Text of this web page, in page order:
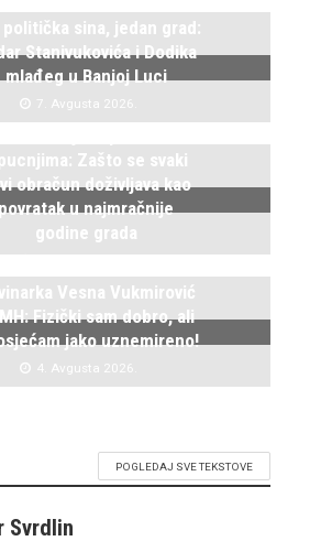
politička sina, jedan grad:
Stanivukovića i Dodika
mlađeg u Banjoj Luci
7. Avgusta 2026.
Zašto se svaki
obračun doživljava kao
u najmračnije
godine grada
5. Avgusta 2026.
Vesna Vukmirović
Fizički sam dobro, ali
jako uznemireno!
4. Avgusta 2026.
POGLEDAJ SVE TEKSTOVE
Svrdlin